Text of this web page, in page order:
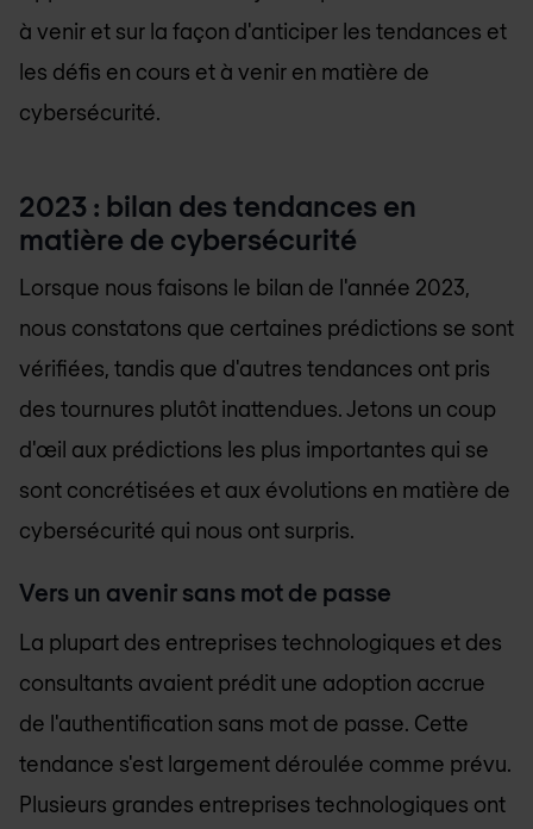
à venir et sur la façon d'anticiper les tendances et
les défis en cours et à venir en matière de
cybersécurité.
2023 : bilan des tendances en
matière de cybersécurité
Lorsque nous faisons le bilan de l'année 2023,
nous constatons que certaines prédictions se sont
vérifiées, tandis que d'autres tendances ont pris
des tournures plutôt inattendues. Jetons un coup
d'œil aux prédictions les plus importantes qui se
sont concrétisées et aux évolutions en matière de
cybersécurité qui nous ont surpris.
Vers un avenir sans mot de passe
La plupart des entreprises technologiques et des
consultants avaient prédit une adoption accrue
de l'authentification sans mot de passe. Cette
tendance s'est largement déroulée comme prévu.
Plusieurs grandes entreprises technologiques ont